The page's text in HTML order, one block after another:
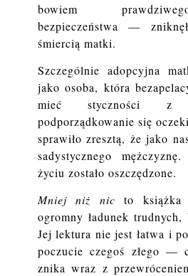
bowiem
bezpieczeństwa —
śmiercią matki.
Szczególnie adopcyjna
jako osoba, która
mieć styczności z
podporządkowanie się
sprawiło zresztą, że jako
sadystycznego
życiu zostało oszczędzone.
Mniej niż nic to książka
ogromny ładunek trudnych,
Jej lektura nie jest łatwa i
poczucie czegoś złego —
znika wraz z